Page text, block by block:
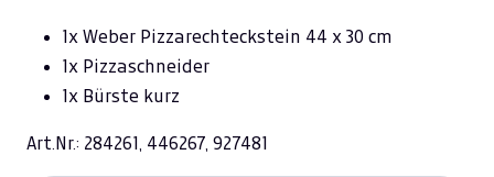
1x Weber Pizzarechteckstein 44 x 30 cm
1x Pizzaschneider
1x Bürste kurz
Art.Nr.: 284261, 446267, 927481